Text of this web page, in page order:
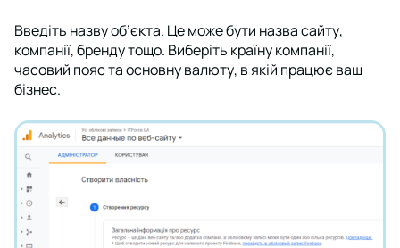
Введіть назву об’єкта. Це може бути назва сайту,
компанії, бренду тощо. Виберіть країну компанії,
часовий пояс та основну валюту, в якій працює ваш
бізнес.